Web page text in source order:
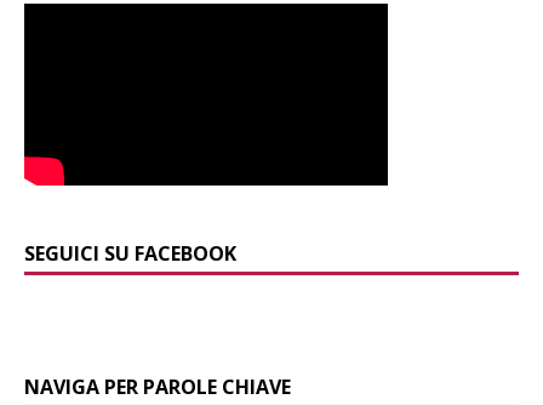
SEGUICI SU FACEBOOK
NAVIGA PER PAROLE CHIAVE